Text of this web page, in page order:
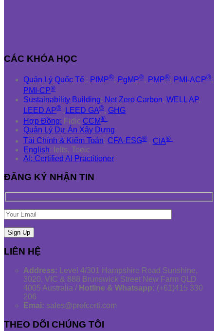
CÁC KHÓA HỌC
Quản Lý Quốc Tế : PfMP®, PgMP®, PMP®, PMI-ACP®,
PMI-CP®
Sustainability Building: Net Zero Carbon, WELL AP,
LEED AP® , LEED GA®, GHG
Hợp Đồng: Fidic CCM®
Quản Lý Dự Án Xây Dựng
Tài Chính & Kiểm Toán: CFA-ESG® , CIA®
English: Ielts, Toeic
AI: Certified AI Practitioner
ĐĂNG KÝ NHẬN TIN
LIÊN HỆ
Address: Level 4/301 Hampshire Road Sunshine,
3020, VIC & 888 Brunswick Street New Farm QLD
4005 Australia / Hotline & Whatsapp: (+61)415 330
206
Emai: sales@profcerti.com
THEO DÕI CHÚNG TÔI